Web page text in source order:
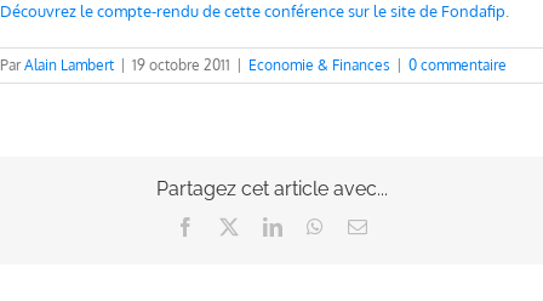
Découvrez le compte-rendu de cette conférence sur le site de Fondafip
ParAlain Lambert 19 octobre 2011 Economie & Finances 0 commentaire
Partagez cet article avec...
Facebook LinkedInWhatsApp
Email